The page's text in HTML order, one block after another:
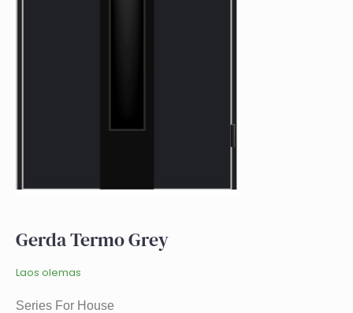
Gerda Termo Grey
Laos olemas
Series For House